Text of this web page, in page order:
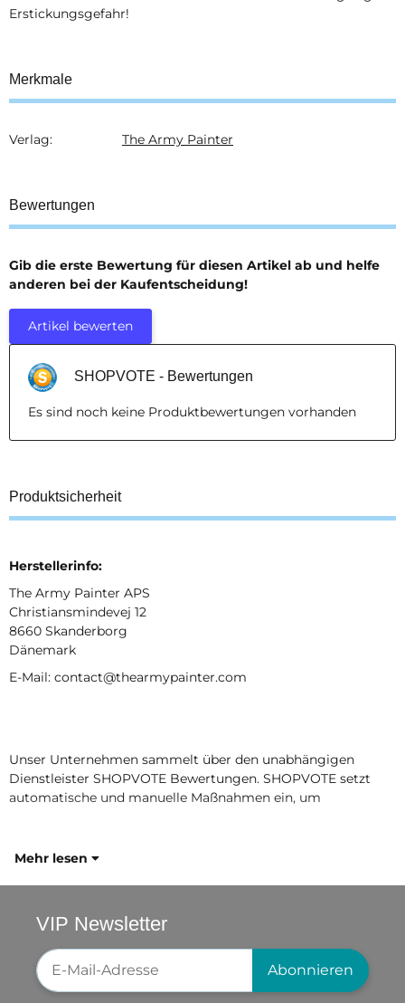
Erstickungsgefahr!
Merkmale
Produkteigenschaft
Wert
Verlag: The Army Painter
Bewertungen
Gib die erste Bewertung für diesen Artikel ab und helfe
anderen bei der Kaufentscheidung!
Artikel bewerten
SHOPVOTE - Bewertungen
Es sind noch keine Produktbewertungen vorhanden
Produktsicherheit
Herstellerinfo:
The Army Painter APS
Christiansmindevej 12
8660 Skanderborg
Dänemark
E-Mail: contact@thearmypainter.com
Unser Unternehmen sammelt über den unabhängigen
Dienstleister SHOPVOTE Bewertungen. SHOPVOTE setzt
automatische und manuelle Maßnahmen ein, um
Mehr lesen
VIP Newsletter
Newsletter-Registrierung
Abonnieren